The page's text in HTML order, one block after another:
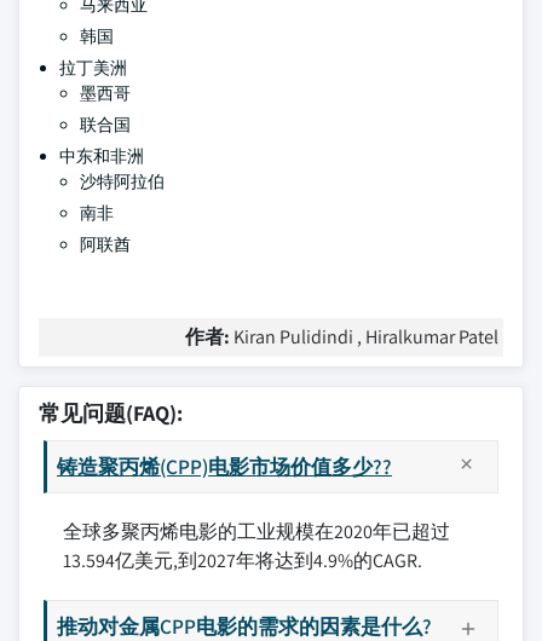
马来西亚
韩国
拉丁美洲
墨西哥
联合国
中东和非洲
沙特阿拉伯
南非
阿联酋
作者: Kiran Pulidindi , Hiralkumar Patel
常见问题(FAQ):
铸造聚丙烯(CPP)电影市场价值多少??
全球多聚丙烯电影的工业规模在2020年已超过
13.594亿美元,到2027年将达到4.9%的CAGR.
推动对金属CPP电影的需求的因素是什么?